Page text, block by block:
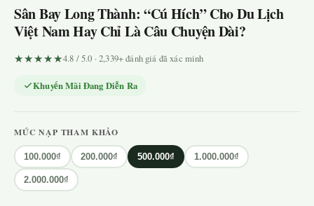
Sân Bay Long Thành: “Cú Hích” Cho Du Lịch
Việt Nam Hay Chỉ Là Câu Chuyện Dài?
★★★★★4.8 / 5.0 · 2,339+ đánh giá đã xác minh
Khuyến Mãi Đang Diễn Ra
MỨC NẠP THAM KHẢO
100.000₫ 200.000₫ 500.000₫ 1.000.000₫
2.000.000₫